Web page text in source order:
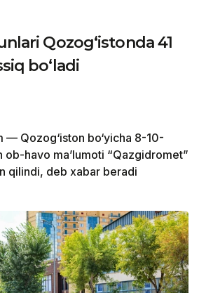
Qozog‘istonda 41
bo‘ladi
— Qozog‘iston bo‘yicha 8-10-
ob-havo ma’lumoti “Qazgidromet”
qilindi, deb xabar beradi